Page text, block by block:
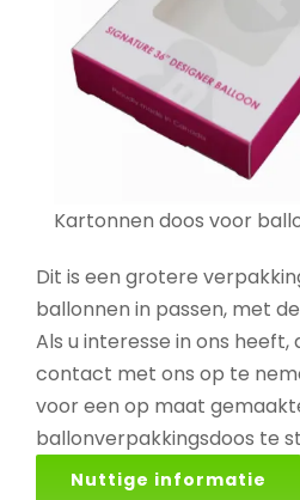
Kartonnen doos voor
Dit is een grotere
ballonnen in passen, met
Als u interesse in ons
contact met ons op te
voor een op maat
ballonverpakkingsdoos te
Nuttige informatie